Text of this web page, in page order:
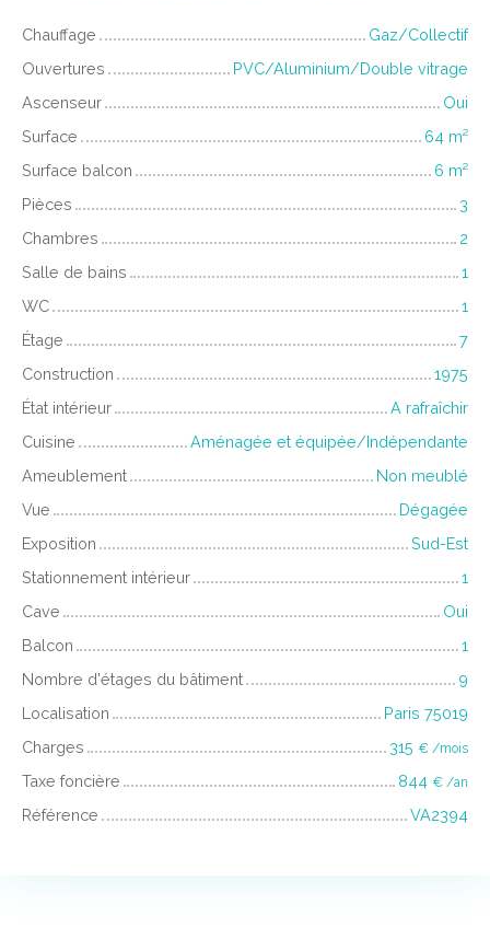
Chauffage
Gaz/Collectif
Ouvertures
PVC/Aluminium/Double vitrage
Ascenseur
Oui
Surface
64 m²
Surface balcon
6 m²
Pièces
3
Chambres
2
Salle de bains
1
WC
1
Étage
7
Construction
1975
État intérieur
A rafraîchir
Cuisine
Aménagée et équipée/Indépendante
Ameublement
Non meublé
Vue
Dégagée
Exposition
Sud-Est
Stationnement intérieur
1
Cave
Oui
Balcon
1
Nombre d'étages du bâtiment
9
Localisation
Paris 75019
Charges
315 € /mois
Taxe foncière 844 € /an
Référence VA2394